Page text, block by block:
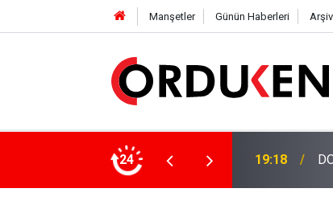
Manşetler Günün Haberleri Arşiv
24
4 MİLYON LİRAYA YAKIN DESTEK 12:46